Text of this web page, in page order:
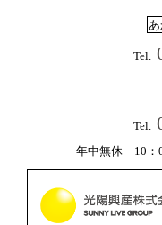
Tel.
Tel.
年中無休 10：